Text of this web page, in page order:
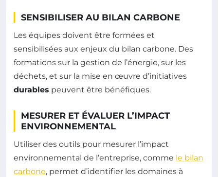
SENSIBILISER AU BILAN CARBONE
Les équipes doivent être formées et
sensibilisées aux enjeux du bilan carbone. Des
formations sur la gestion de l’énergie, sur les
déchets, et sur la mise en œuvre d’initiatives
durables peuvent être bénéfiques.
MESURER ET ÉVALUER L’IMPACT
ENVIRONNEMENTAL
Utiliser des outils pour mesurer l’impact
environnemental de l’entreprise, comme le bilan
carbone, permet d’identifier les domaines à